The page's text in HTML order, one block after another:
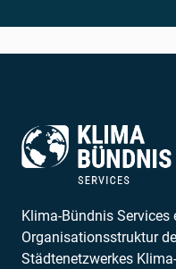
Klima-Bündnis Services
Organisationsstruktur
Städtenetzwerkes